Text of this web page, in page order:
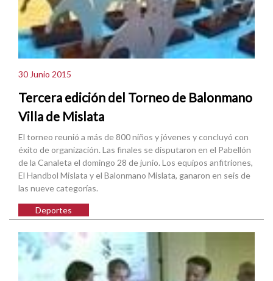
30 Junio 2015
Tercera edición del Torneo de Balonmano
Villa de Mislata
El torneo reunió a más de 800 niños y jóvenes y concluyó con
éxito de organización. Las finales se disputaron en el Pabellón
de la Canaleta el domingo 28 de junio. Los equipos anfitriones,
El Handbol Mislata y el Balonmano Mislata, ganaron en seis de
las nueve categorías.
Deportes